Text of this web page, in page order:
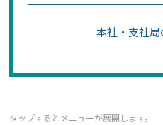
本社・支社局